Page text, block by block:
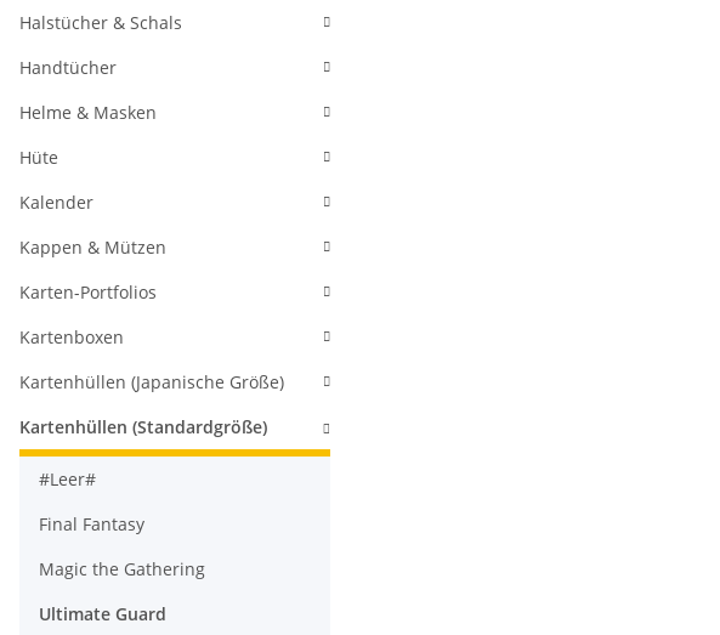
Halstücher & Schals
Handtücher
Helme & Masken
Hüte
Kalender
Kappen & Mützen
Karten-Portfolios
Kartenboxen
Kartenhüllen (Japanische Größe)
Kartenhüllen (Standardgröße)
#Leer#
Final Fantasy
Magic the Gathering
Ultimate Guard